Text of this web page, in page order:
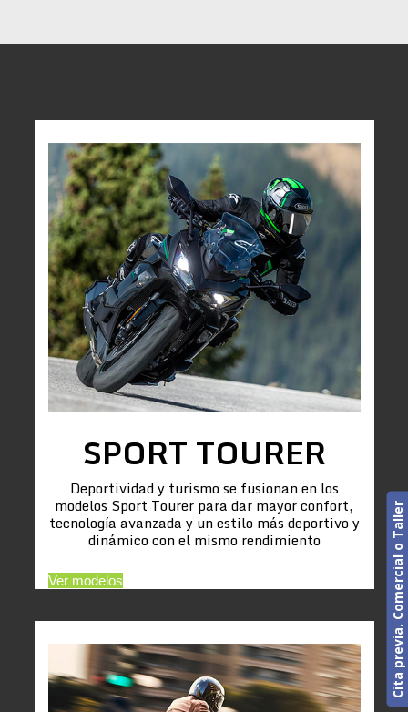
SPORT TOURER
Deportividad y turismo se fusionan en los
modelos Sport Tourer para dar mayor confort,
tecnología avanzada y un estilo más deportivo y
dinámico con el mismo rendimiento
Ver modelos Cita previa. Comercial o Taller